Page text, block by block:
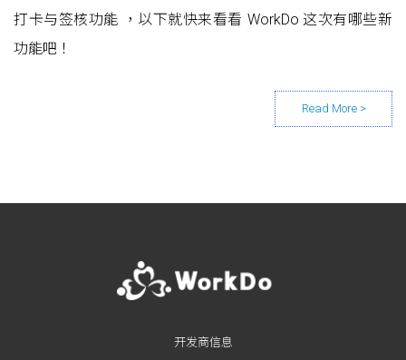
打卡与签核功能 ，以下就快来看看 WorkDo 这次有哪些新
功能吧！
Posts navigation
开发商信息